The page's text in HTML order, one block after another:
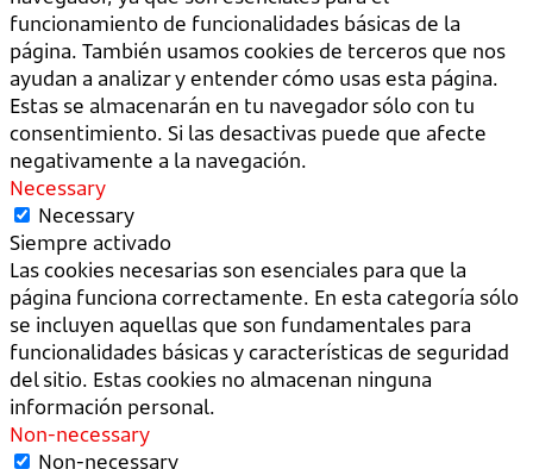
funcionamiento de funcionalidades básicas de la
página. También usamos cookies de terceros que nos
ayudan a analizar y entender cómo usas esta página.
Estas se almacenarán en tu navegador sólo con tu
consentimiento. Si las desactivas puede que afecte
negativamente a la navegación.
Necessary
Necessary
Siempre activado
Las cookies necesarias son esenciales para que la
página funciona correctamente. En esta categoría sólo
se incluyen aquellas que son fundamentales para
funcionalidades básicas y características de seguridad
del sitio. Estas cookies no almacenan ninguna
información personal.
Non-necessary
Non-necessary